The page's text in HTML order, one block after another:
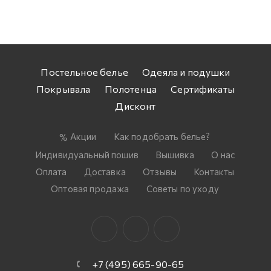
Постельное белье
Одеяла и подушки
Покрывала
Полотенца
Сертификаты
Дисконт
Акции
Как подобрать белье?
Индивидуальный пошив
Вышивка
О нас
Оплата
Доставка Отзывы
Контакты
Оптовая продажа
Советы по уходу
+7 (495) 665-90-65